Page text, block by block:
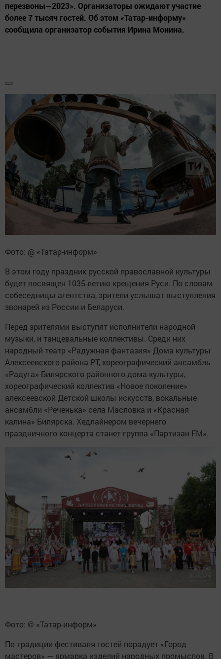
перезвоны—2023». Организаторы ожидают участие
более 7 тысяч гостей. Об этом «Татар-информу»
сообщила организатор события Ирина Монина.
Фото: @ «Татар-информ»
В этом году праздник русской православной культуры
будет посвящен 1035-летию крещения Руси. По словам
собеседницы агентства, зрители услышат выступления
звонарей из России и Беларуси.
Перед зрителями выступят исполнители народной
музыки, и танцевальные коллективы. Среди них
народный театр «Радужная фантазия» Дома культуры
Алексеевского района РТ, хореографический ансамбль
«Радуга» Билярского районного дома культуры,
хореографический коллектив «Новое поколение»
алексеевской Детской школы искусств, вокальные
ансамбли «Реченька» села Масловка и «Красная
калина» Билярска. Хедлайнером вечернего
праздничного концерта станет группа «Партизан FM».
Фото: © «Татар-информ»
По традиции фестиваля гостей порадует «Город
мастеров» — ярмарка изделий народных промыслов. В